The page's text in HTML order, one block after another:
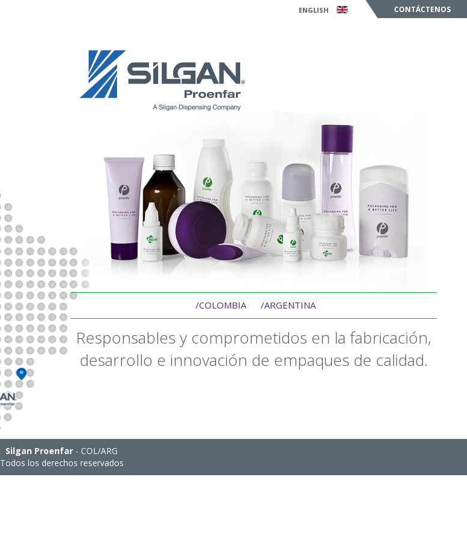
ENGLISH CONTÁCTENOS
/COLOMBIA /ARGENTINA
Responsables y comprometidos en la fabricación,
desarrollo e innovación de empaques de calidad.
Silgan Proenfar - COL/ARG
Todos los derechos reservados